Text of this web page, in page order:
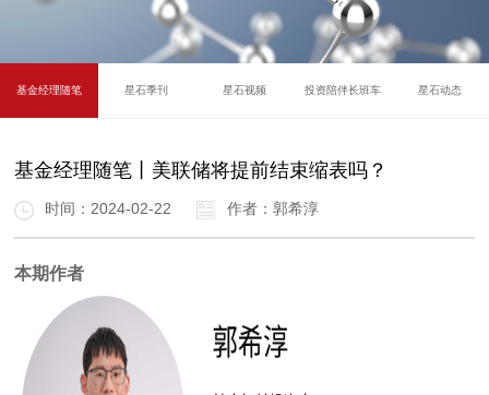
基金经理随笔 星石季刊 星石视频 投资陪伴长班车 星石动态
基金经理随笔丨美联储将提前结束缩表吗？
时间：2024-02-22 作者：郭希淳
本期作者